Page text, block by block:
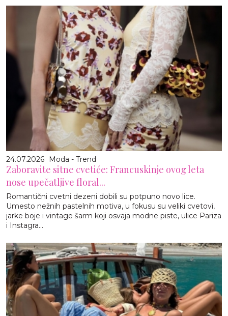
24.07.2026 Moda - Trend
Zaboravite sitne cvetiće: Francuskinje ovog leta
nose upečatljive floral...
Romantični cvetni dezeni dobili su potpuno novo lice.
Umesto nežnih pastelnih motiva, u fokusu su veliki cvetovi,
jarke boje i vintage šarm koji osvaja modne piste, ulice Pariza
i Instagra...